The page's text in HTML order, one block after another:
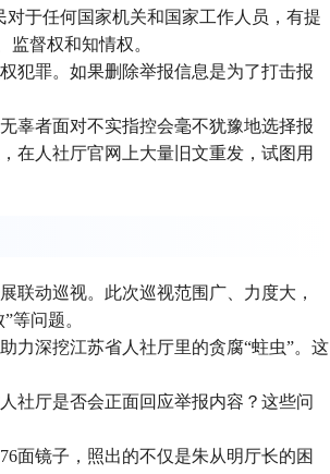
对于任何国家机关和国家工作人员，有提
督权和知情权。
犯罪。如果删除举报信息是为了打击报
辜者面对不实指控会毫不犹豫地选择报
在人社厅官网上大量旧文重发，试图用
联动巡视。此次巡视范围广、力度大，
等问题。
力深挖江苏省人社厅里的贪腐“蛀虫”。这
社厅是否会正面回应举报内容？这些问
面镜子，照出的不仅是朱从明厅长的困